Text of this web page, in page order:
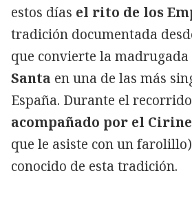
Copiar
estos días el rito de los
tradición documentada
que convierte la madrugada
Santa en una de las más
España. Durante el
acompañado por el
que le asiste con un
conocido de esta tradición.